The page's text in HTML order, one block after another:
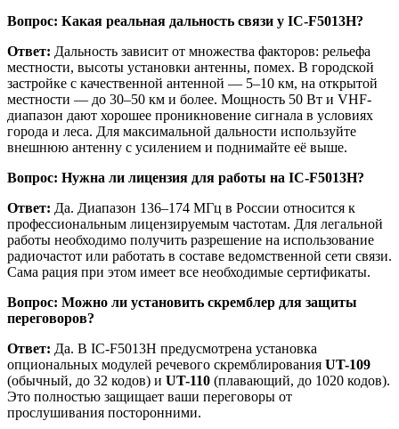
Вопрос: Какая реальная дальность связи у IC-F5013H?
Ответ: Дальность зависит от множества факторов: рельефа
местности, высоты установки антенны, помех. В городской
застройке с качественной антенной — 5–10 км, на открытой
местности — до 30–50 км и более. Мощность 50 Вт и VHF-
диапазон дают хорошее проникновение сигнала в условиях
города и леса. Для максимальной дальности используйте
внешнюю антенну с усилением и поднимайте её выше.
Вопрос: Нужна ли лицензия для работы на IC-F5013H?
Ответ: Да. Диапазон 136–174 МГц в России относится к
профессиональным лицензируемым частотам. Для легальной
работы необходимо получить разрешение на использование
радиочастот или работать в составе ведомственной сети связи.
Сама рация при этом имеет все необходимые сертификаты.
Вопрос: Можно ли установить скремблер для защиты
переговоров?
Ответ: Да. В IC-F5013H предусмотрена установка
опциональных модулей речевого скремблирования UT-109
(обычный, до 32 кодов) и UT-110 (плавающий, до 1020 кодов).
Это полностью защищает ваши переговоры от
прослушивания посторонними.